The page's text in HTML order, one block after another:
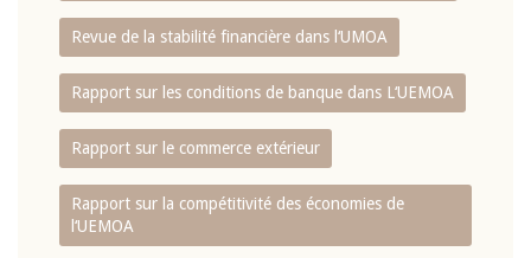
Revue de la stabilité financière dans l‘UMOA
Rapport sur les conditions de banque dans L‘UEMOA
Rapport sur le commerce extérieur
Rapport sur la compétitivité des économies de
l‘UEMOA